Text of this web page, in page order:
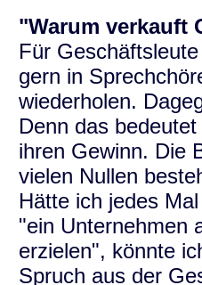
"Warum verkauft
Für
gern in
wiederholen.
Denn das
ihren Gewinn. Die
vielen Nullen
Hätte ich jedes
"ein Unternehmen
erzielen", könnte
Spruch aus der